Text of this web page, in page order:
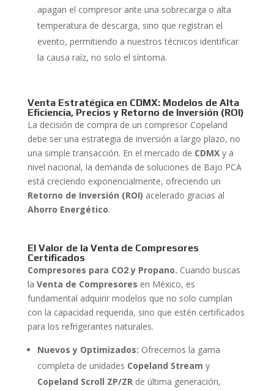
apagan el compresor ante una sobrecarga o alta
temperatura de descarga, sino que registran el
evento, permitiendo a nuestros técnicos identificar
la causa raíz, no solo el síntoma.
Venta Estratégica en CDMX: Modelos de Alta
Eficiencia, Precios y Retorno de Inversión (ROI)
La decisión de compra de un compresor Copeland
debe ser una estrategia de inversión a largo plazo, no
una simple transacción. En el mercado de CDMXy a
nivel nacional, la demanda de soluciones de Bajo PCA
está creciendo exponencialmente, ofreciendo un
Retorno de Inversión (ROI) acelerado gracias al
Ahorro Energético.
El Valor de la Venta de Compresores
Certificados
Compresores para CO2 y Propano. Cuando buscas
la Venta de Compresores en México, es
fundamental adquirir modelos que no solo cumplan
con la capacidad requerida, sino que estén certificados
para los refrigerantes naturales.
Nuevos y Optimizados: Ofrecemos la gama
completa de unidades Copeland Stream y
Copeland Scroll ZP/ZRde última generación,